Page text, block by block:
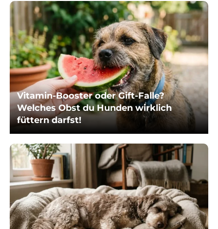
Vitamin-Booster oder Gift-Falle?
Welches Obst du Hunden wirklich
füttern darfst!